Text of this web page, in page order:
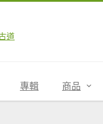
道
專輯 商品